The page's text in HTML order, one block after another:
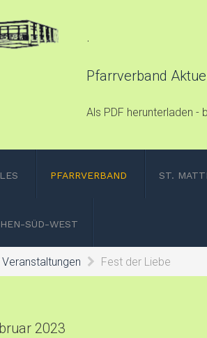
.
Pfarrverband
Als PDF herunterladen -
PFARRVERBAND ST.
SÜD-WEST
Fest der Liebe
2023